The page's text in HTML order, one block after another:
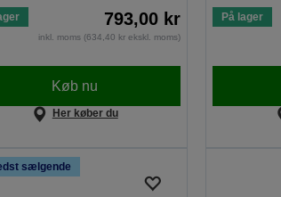
793,00 kr
inkl. moms (634,40 kr ekskl. moms)
Køb nu
Her køber du
På lager
sælgende